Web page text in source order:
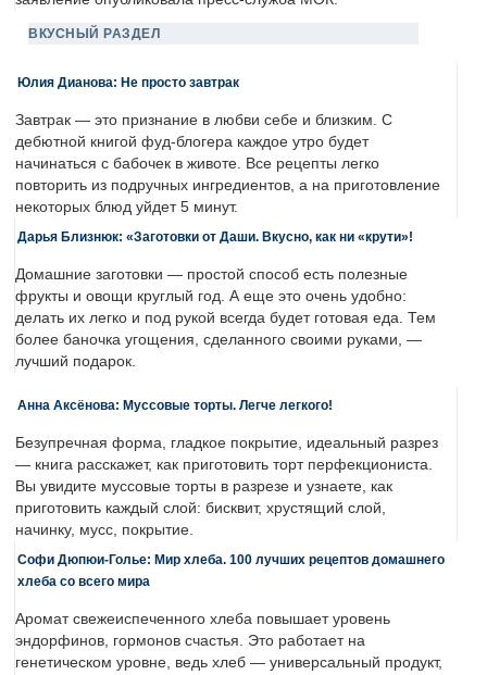
ВКУСНЫЙ РАЗДЕЛ
Юлия Дианова: Не просто завтрак
Завтрак — это признание в любви себе и близким. С
дебютной книгой фуд-блогера каждое утро будет
начинаться с бабочек в животе. Все рецепты легко
повторить из подручных ингредиентов, а на приготовление
некоторых блюд уйдет 5 минут.
Дарья Близнюк: «Заготовки от Даши. Вкусно, как ни «крути»!
Домашние заготовки — простой способ есть полезные
фрукты и овощи круглый год. А еще это очень удобно:
делать их легко и под рукой всегда будет готовая еда. Тем
более баночка угощения, сделанного своими руками, —
лучший подарок.
Анна Аксёнова: Муссовые торты. Легче легкого!
Безупречная форма, гладкое покрытие, идеальный разрез
— книга расскажет, как приготовить торт перфекциониста.
Вы увидите муссовые торты в разрезе и узнаете, как
приготовить каждый слой: бисквит, хрустящий слой,
начинку, мусс, покрытие.
Софи Дюпюи-Голье: Мир хлеба. 100 лучших рецептов домашнего
хлеба со всего мира
Аромат свежеиспеченного хлеба повышает уровень
эндорфинов, гормонов счастья. Это работает на
генетическом уровне, ведь хлеб — универсальный продукт,